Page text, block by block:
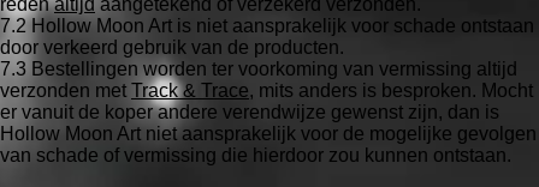
redenaltijd aangetekend of verzekerd verzonden.
7.2 Hollow Moon Art is niet aansprakelijk voor schade ontstaan
door verkeerd gebruik van de producten.
7.3 Bestellingen worden ter voorkoming van vermissing altijd
verzonden met Track & Trace, mits anders is besproken. Mocht
er vanuit de koper andere verendwijze gewenst zijn, dan is
Hollow Moon Art niet aansprakelijk voor de mogelijke gevolgen
van schade of vermissing die hierdoor zou kunnen ontstaan.